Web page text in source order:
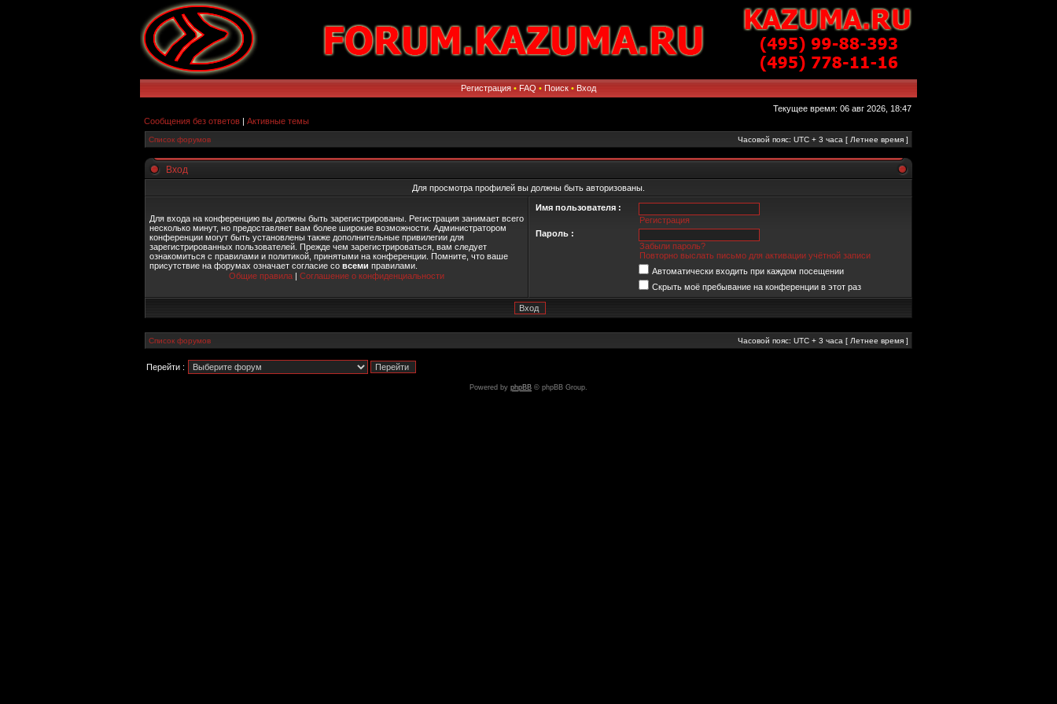
Регистрация • FAQ • Поиск • Вход
Текущее время: 06 авг 2026, 18:47
Сообщения без ответов | Активные темы
Список форумов Часовой пояс: UTC + 3 часа [ Летнее время ]
Вход
Для просмотра профилей вы должны быть авторизованы.
Для входа на конференцию вы должны быть зарегистрированы. Регистрация занимает всего
несколько минут, но предоставляет вам более широкие возможности. Администратором
конференции могут быть установлены также дополнительные привилегии для
зарегистрированных пользователей. Прежде чем зарегистрироваться, вам следует
ознакомиться с правилами и политикой, принятыми на конференции. Помните, что ваше
присутствие на форумах означает согласие со всеми правилами.
Общие правила | Соглашение о конфиденциальности
Имя пользователя :
Регистрация
Пароль :
Забыли пароль?
Повторно выслать письмо для активации учётной записи
Автоматически входить при каждом посещении
Скрыть моё пребывание на конференции в этот раз
Список форумов Часовой пояс: UTC + 3 часа [ Летнее время ]
Перейти :
Powered by phpBB © phpBB Group.